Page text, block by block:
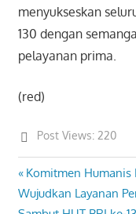
menyukseskan
130 dengan
pelayanan prima.
(red)
Post Views: 220
Post
navigation
Previous
Post:
Komitmen Humanis
Wujudkan Layanan